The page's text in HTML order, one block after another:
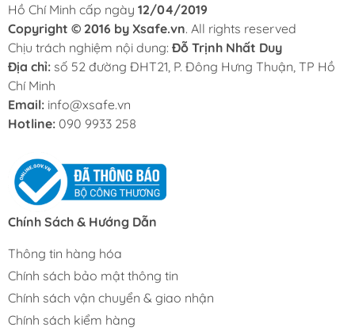
Hồ Chí Minh cấp ngày 12/04/2019
Copyright © 2016 by Xsafe.vn. All rights reserved
Chịu trách nghiệm nội dung: Đỗ Trịnh Nhất Duy
Địa chỉ: số 52 đường ĐHT21, P. Đông Hưng Thuận, TP Hồ
Chí Minh
Email: info@xsafe.vn
Hotline: 090 9933 258
Chính Sách & Hướng Dẫn
Thông tin hàng hóa
Chính sách bảo mật thông tin
Chính sách vận chuyển & giao nhận
Chính sách kiểm hàng